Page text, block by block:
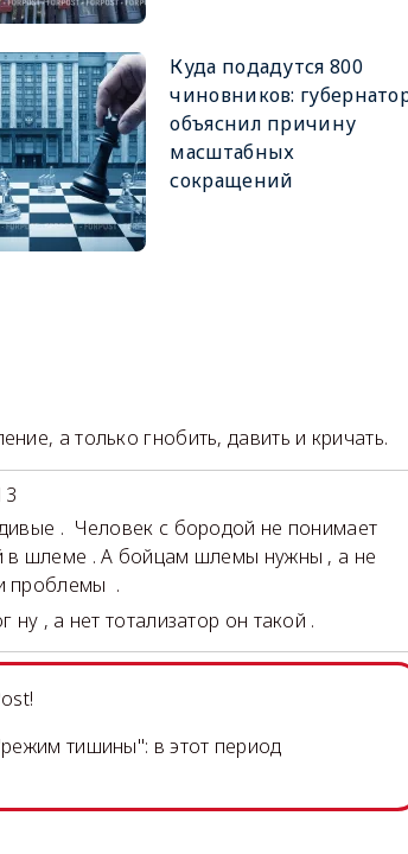
Куда подадутся 800
чиновников:
объяснил причину
масштабных
сокращений
а только гнобить, давить и кричать.
. Человек с бородой не понимает
шлеме . А бойцам шлемы нужны , а не
проблемы .
, а нет тотализатор он такой .
тишины": в этот период